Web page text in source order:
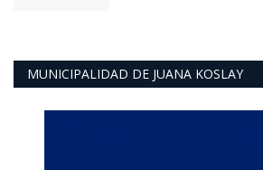
MUNICIPALIDAD DE JUANA KOSLAY